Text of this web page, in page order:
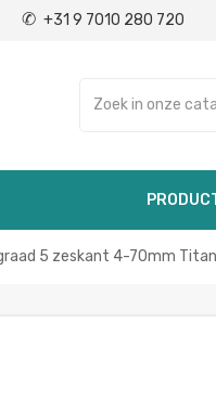
✆ +31 9 7010 280 720
5 zeskant 4-70mm